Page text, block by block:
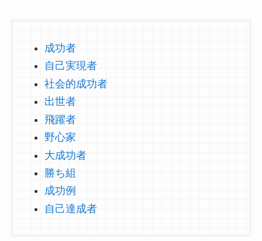
成功者
自己実現者
社会的成功者
出世者
飛躍者
野心家
大成功者
勝ち組
成功例
自己達成者